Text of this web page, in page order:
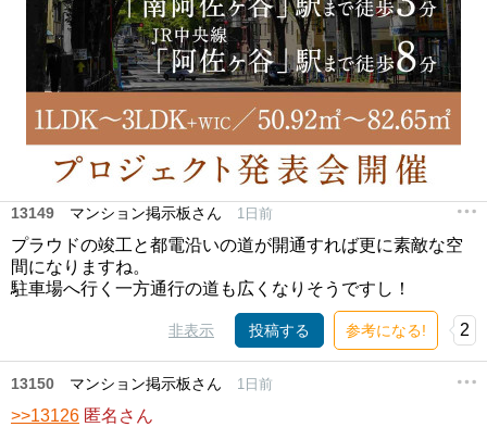
13149 マンション掲示板さん 1日前
プラウドの竣工と都電沿いの道が開通すれば更に素敵な空
間になりますね。
駐車場へ行く一方通行の道も広くなりそうですし！
非表示 投稿する 参考になる! 2
13150 マンション掲示板さん 1日前
>>13126 匿名さん